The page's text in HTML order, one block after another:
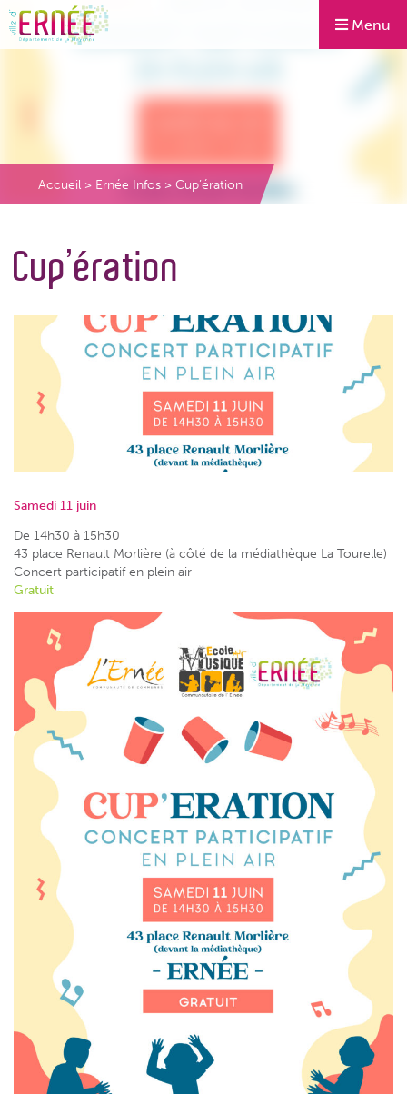
Menu
Accueil > Ernée Infos > Cup’ération
Cup’ération
Samedi 11 juin
De 14h30 à 15h30
43 place Renault Morlière (à côté de la médiathèque La Tourelle)
Concert participatif en plein air
Gratuit